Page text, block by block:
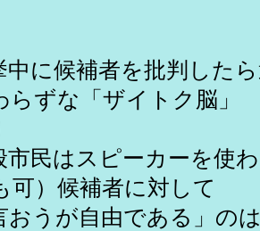
候補者を批判したら
らずな「ザイトク脳」
はスピーカーを使わ
可）候補者に対して
が自由である」のは